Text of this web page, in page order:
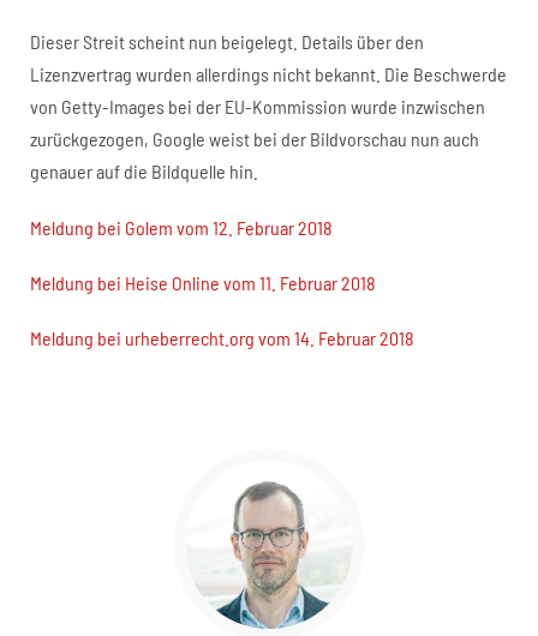
Dieser Streit scheint nun beigelegt. Details über den
Lizenzvertrag wurden allerdings nicht bekannt. Die Beschwerde
von Getty-Images bei der EU-Kommission wurde inzwischen
zurückgezogen, Google weist bei der Bildvorschau nun auch
genauer auf die Bildquelle hin.
Meldung bei Golem vom 12. Februar 2018
Meldung bei Heise Online vom 11. Februar 2018
Meldung bei urheberrecht.org vom 14. Februar 2018